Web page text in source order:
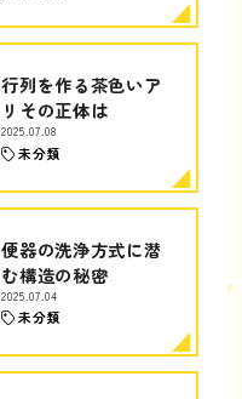
行列を作る茶色いア
リその正体は
2025.07.08
未分類
便器の洗浄方式に潜
む構造の秘密
2025.07.04
未分類